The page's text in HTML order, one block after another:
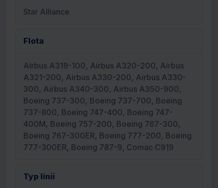
Star Alliance
Flota
Airbus A319-100, Airbus A320-200, Airbus
A321-200, Airbus A330-200, Airbus A330-
300, Airbus A340-300, Airbus A350-900,
Boeing 737-300, Boeing 737-700, Boeing
737-800, Boeing 747-400, Boeing 747-
400M, Boeing 757-200, Boeing 767-300,
Boeing 767-300ER, Boeing 777-200, Boeing
777-300ER, Boeing 787-9, Comac C919
Typ linii